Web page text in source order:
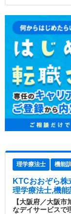
理学療法士 機能
KTCおおぞら株
理学療法士,機
【大阪府／大阪
なデイサービスで